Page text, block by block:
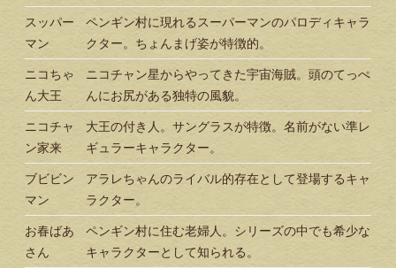
スッパー
マン
ペンギン村に現れるスーパーマンのパロディキャラ
クター。ちょんまげ姿が特徴的。
ニコちゃ
ん大王
ニコチャン星からやってきた宇宙海賊。頭のてっぺ
んにお尻がある独特の風貌。
ニコチャ
ン家来
大王の付き人。サングラスが特徴。名前がない準レ
ギュラーキャラクター。
ブビビン
マン
アラレちゃんのライバル的存在として登場するキャ
ラクター。
お春ばあ
さん
ペンギン村に住む老婦人。シリーズの中でも希少な
キャラクターとして知られる。